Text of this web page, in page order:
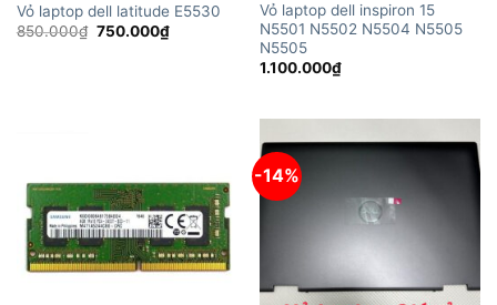
Vỏ laptop dell latitude E5530
850.000₫ Giá
750.000₫Giá
hiện
Vỏ laptop dell inspiron 15
N5501 N5502 N5504 N5505
N5505
1.100.000₫
-14%